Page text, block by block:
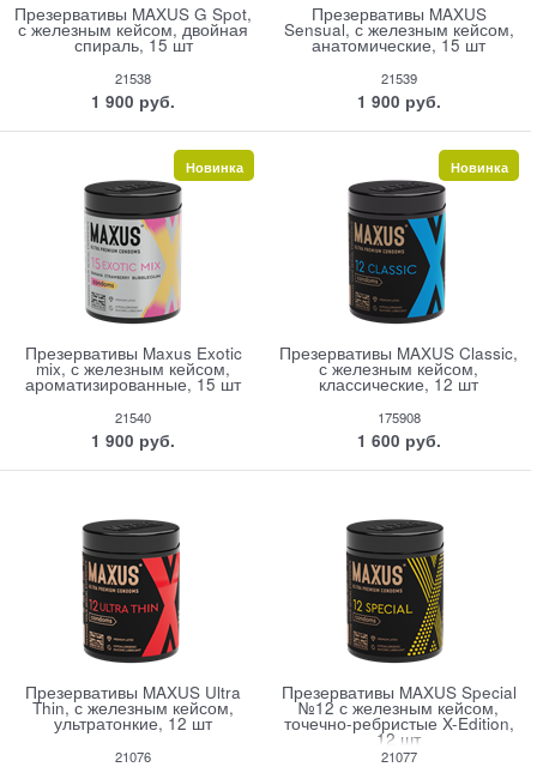
Презервативы MAXUS G Spot,
с железным кейсом, двойная
спираль, 15 шт
21538
1 900 руб.
Презервативы MAXUS
Sensual, с железным кейсом,
анатомические, 15 шт
21539
1 900 руб.
Презервативы Maxus Exotic
mix, с железным кейсом,
ароматизированные, 15 шт
21540
1 900 руб.
Новинка
Презервативы MAXUS Classic,
с железным кейсом,
классические, 12 шт
175908
1 600 руб.
Новинка
Презервативы MAXUS Ultra
Thin, с железным кейсом,
ультратонкие, 12 шт
21076
Презервативы MAXUS Special
№12 с железным кейсом,
точечно-ребристые X-Edition,
12 шт
21077